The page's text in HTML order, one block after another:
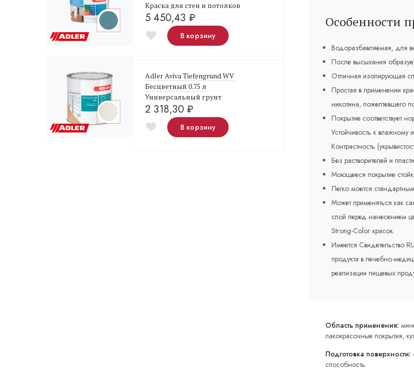
Краска для стен и потолков
5 450,43 ₽
В корзину
Adler Aviva Tiefengrund WV
Бесцветный 0.75 л
Универсальный грунт
2 318,30 ₽
В корзину
Особенности
Водоразбавляемая, для
После высыхания
Отличная изолирующая
Простая в применении
никотина, пожелтевшего
Покрытие соответствует
Устойчивость к влажному
Контрастность
Без растворителей и
Моющееся покрытие
Легко моется
Может применяться как
слой перед нанесением
Strong-Color красок.
Имеется Свидетельство
продукта в лечебно-
реализации пищевых
Область применения:
лакокрасочные покрытия,
Подготовка поверхности:
способность.